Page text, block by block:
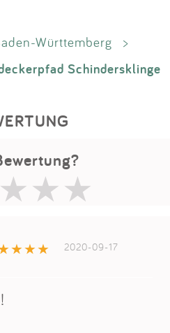
Württemberg
>
Schindersklinge
2020-09-17